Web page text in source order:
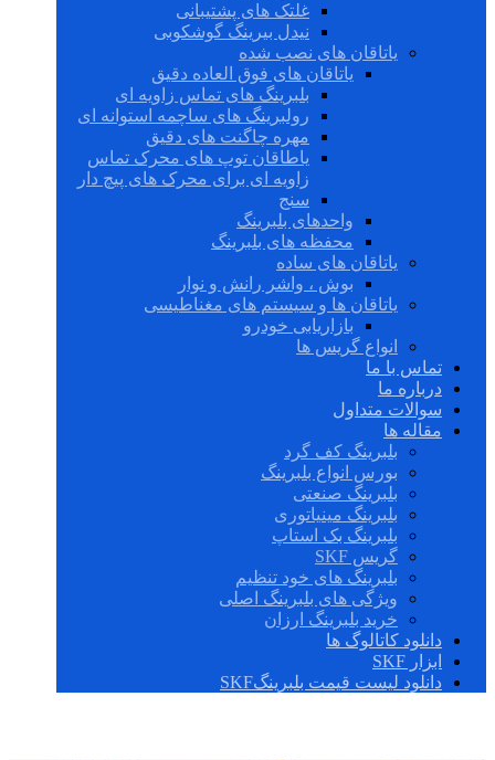
غلتک های پشتیبانی
نیدل بیرینگ گوشکوبی
یاتاقان های نصب شده
یاتاقان های فوق العاده دقیق
بلبرینگ های تماس زاویه ای
رولبرینگ های ساچمه استوانه ای
مهره چاگنت های دقیق
یاطاقان توپ های محرک تماس
زاویه ای برای محرک های پیچ دار
سنج
واحدهای بلبرینگ
محفظه های بلبرینگ
یاتاقان های ساده
بوش ، واشر رانش و نوار
یاتاقان ها و سیستم های مغناطیسی
بازاریابی خودرو
انواع گریس ها
تماس با ما
درباره ما
سوالات متداول
مقاله ها
بلبرینگ کف گرد
بورس انواع بلبرینگ
بلبرینگ صنعتی
بلبرینگ مینیاتوری
بلبرینگ بک استاپ
گریس SKF
بلبرینگ های خود تنظیم
ویژگی های بلبرینگ اصلی
خرید بلبرینگ ارزان
دانلود کاتالوگ ها
ابزار SKF
دانلود لیست قیمت بلبرینگSKF